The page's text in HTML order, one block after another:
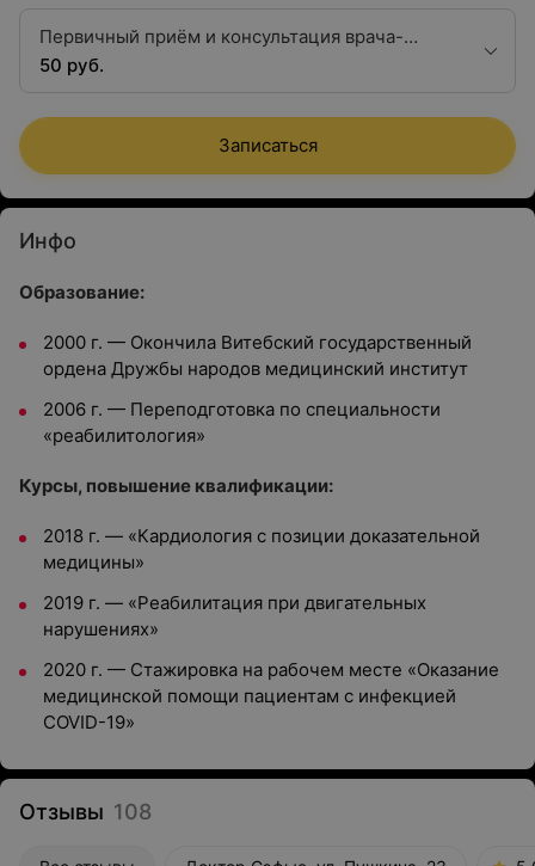
Первичный приём и консультация врача-
терапевта высшей квалификационной
50 руб.
Записаться
Инфо
Образование:
2000 г. — Окончила Витебский государственный
ордена Дружбы народов медицинский институт
2006 г. — Переподготовка по специальности
«реабилитология»
Курсы, повышение квалификации:
2018 г. — «Кардиология с позиции доказательной
медицины»
2019 г. — «Реабилитация при двигательных
нарушениях»
2020 г. — Стажировка на рабочем месте «Оказание
медицинской помощи пациентам с инфекцией
COVID-19»
Отзывы 108